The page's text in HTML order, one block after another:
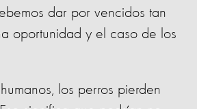
dar por vencidos tan
oportunidad y el caso de los
los perros pierden